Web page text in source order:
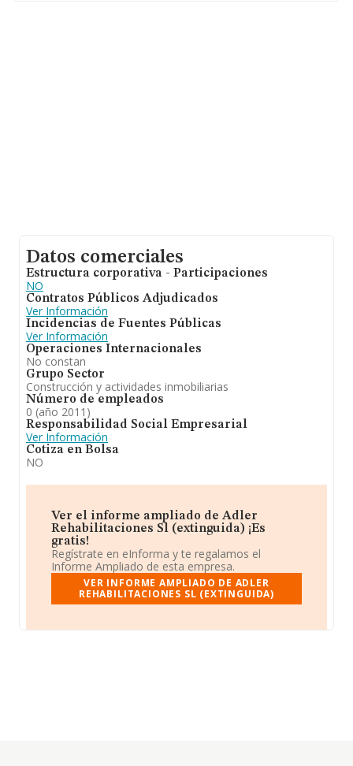
Datos comerciales
Estructura corporativa - Participaciones
NO
Contratos Públicos Adjudicados
Ver Información
Incidencias de Fuentes Públicas
Ver Información
Operaciones Internacionales
No constan
Grupo Sector
Construcción y actividades inmobiliarias
Número de empleados
0 (año 2011)
Responsabilidad Social Empresarial
Ver Información
Cotiza en Bolsa
NO
Ver el informe ampliado de Adler
Rehabilitaciones Sl (extinguida) ¡Es
gratis!
Regístrate en eInforma y te regalamos el
Informe Ampliado de esta empresa.
VER INFORME AMPLIADO DE ADLER
REHABILITACIONES SL (EXTINGUIDA)